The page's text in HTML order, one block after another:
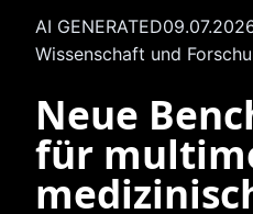
AI GENERATED
Wissenschaft und
Neue
für